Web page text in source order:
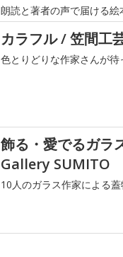
朗読と著者の声で届ける
カラフル / 笠間工
色とりどりな作家さんが待
飾る・愛でるガラ
Gallery SUMITO
10人のガラス作家による蓋